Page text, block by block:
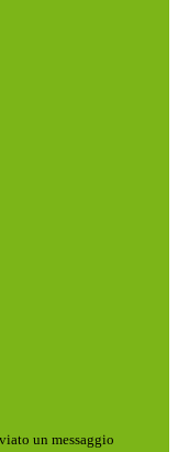
un messaggio